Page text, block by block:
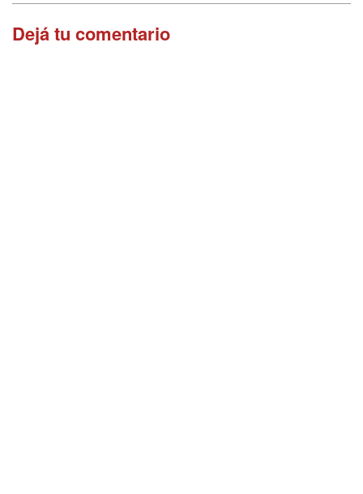
Dejá tu comentario